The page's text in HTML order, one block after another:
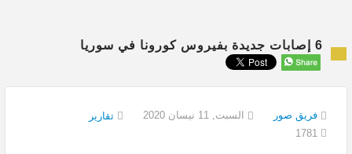
6 إصابات جديدة بفيروس كورونا في سوريا
فريق صور السبت, 11 نيسان 2020
تقارير